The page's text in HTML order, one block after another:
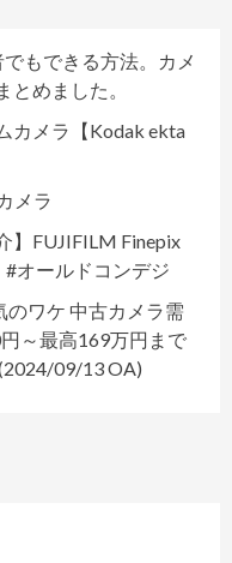
もできる方法。カメ
めました。
カメラ【Kodak ekta
メラ
】FUJIFILM Finepix
#オールドコンデジ
のワケ 中古カメラ需
～最高169万円まで
09/13 OA)